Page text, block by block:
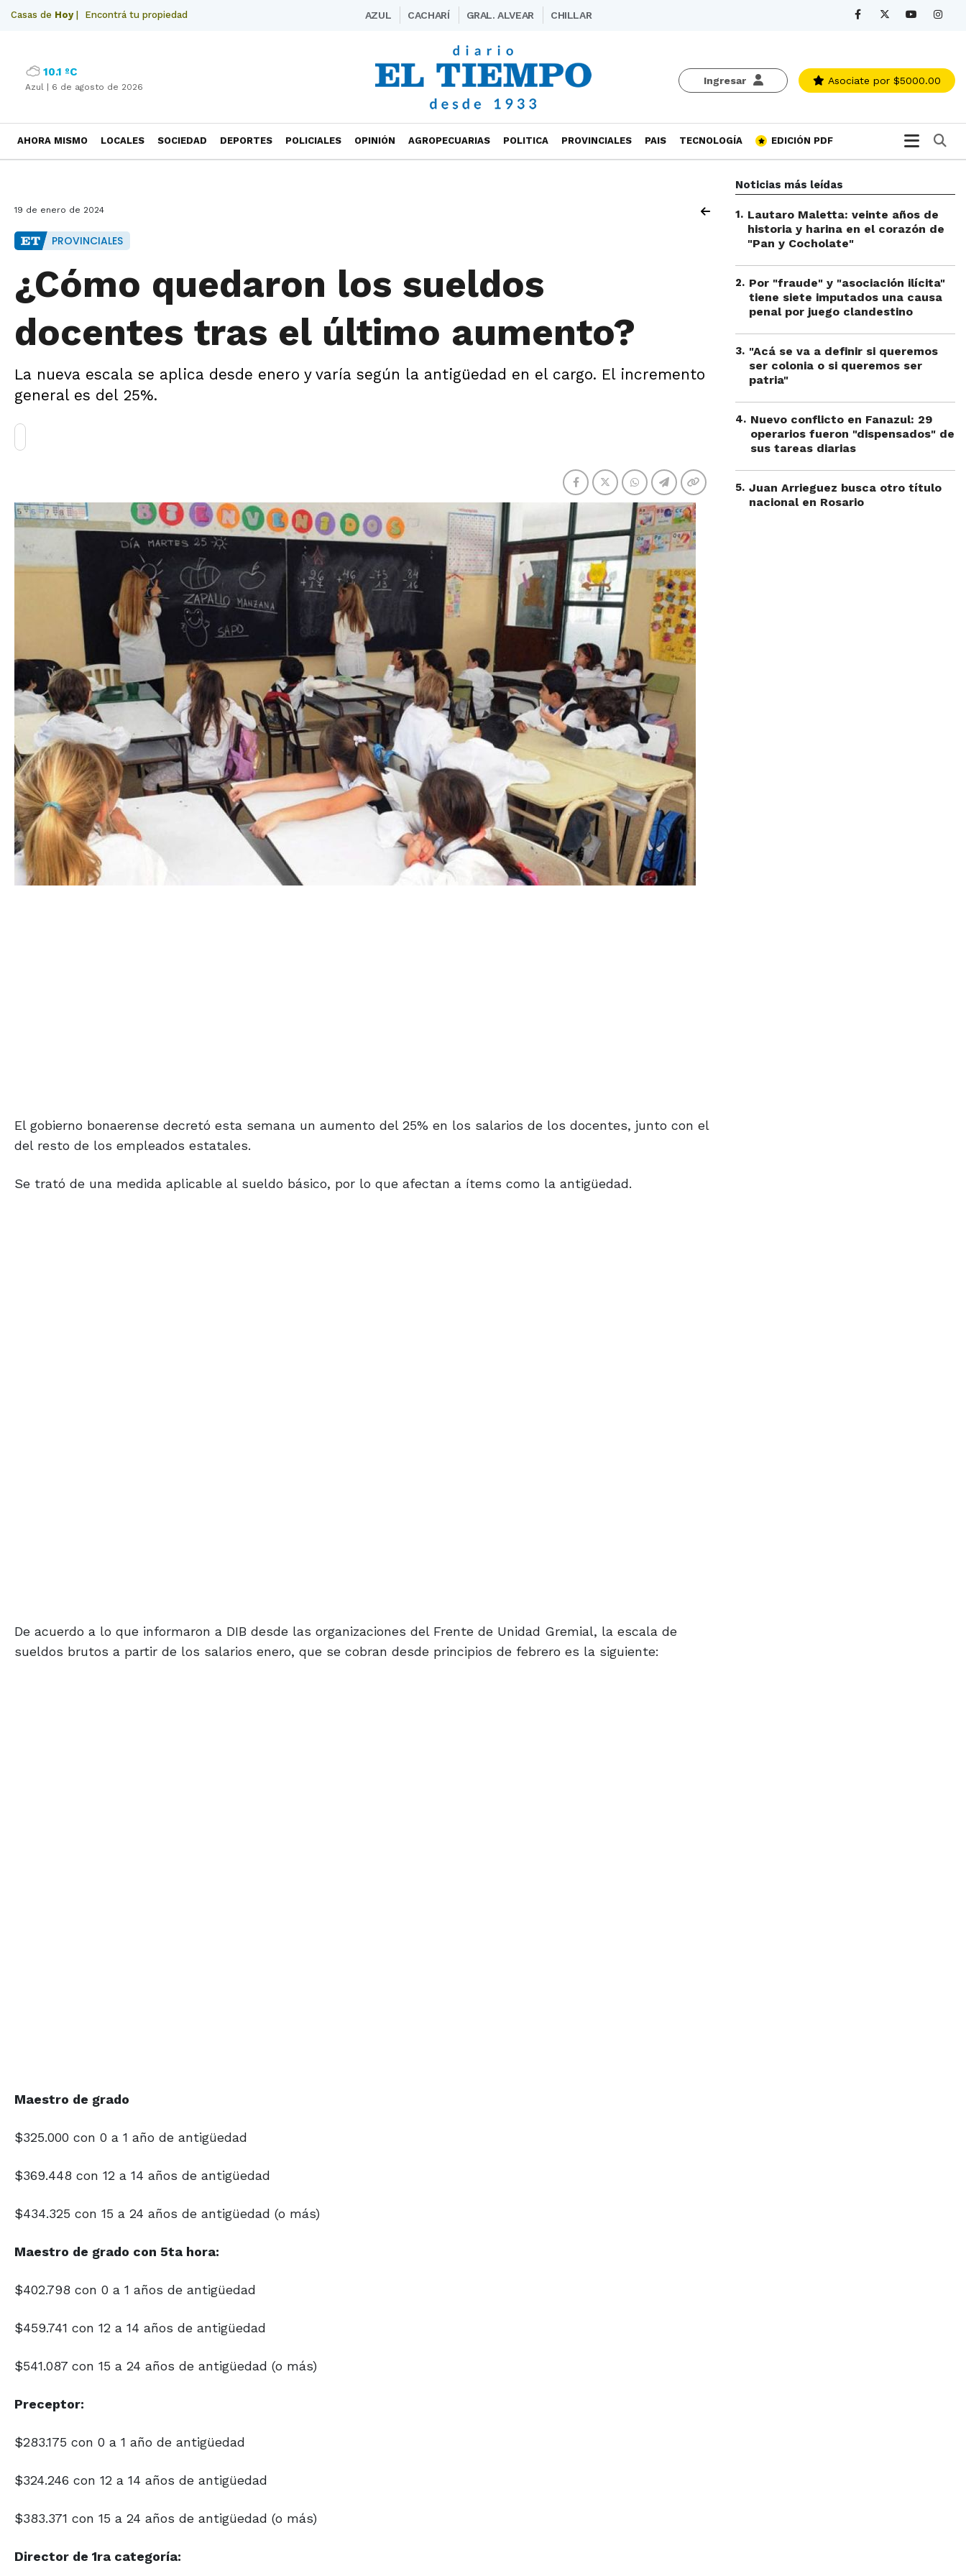
Casas de Hoy| Encontrá tu propiedad AZUL CACHARÍ GRAL. ALVEAR CHILLAR
Ingresar Asociate por $5000.00
10.1 ºC
Azul | 6 de agosto de 2026
AHORA MISMO LOCALES SOCIEDAD DEPORTES POLICIALES OPINIÓN AGROPECUARIAS POLITICA PROVINCIALES PAIS TECNOLOGÍA EDICIÓN PDF
19 de enero de 2024
PROVINCIALES
¿Cómo quedaron los sueldos
docentes tras el último aumento?
La nueva escala se aplica desde enero y varía según la antigüedad en el cargo. El incremento
general es del 25%.
El gobierno bonaerense decretó esta semana un aumento del 25% en los salarios de los docentes, junto con el
del resto de los empleados estatales.
Se trató de una medida aplicable al sueldo básico, por lo que afectan a ítems como la antigüedad.
De acuerdo a lo que informaron a DIB desde las organizaciones del Frente de Unidad Gremial, la escala de
sueldos brutos a partir de los salarios enero, que se cobran desde principios de febrero es la siguiente:
Maestro de grado
$325.000 con 0 a 1 año de antigüedad
$369.448 con 12 a 14 años de antigüedad
$434.325 con 15 a 24 años de antigüedad (o más)
Maestro de grado con 5ta hora:
$402.798 con 0 a 1 años de antigüedad
$459.741 con 12 a 14 años de antigüedad
$541.087 con 15 a 24 años de antigüedad (o más)
Preceptor:
$283.175 con 0 a 1 año de antigüedad
$324.246 con 12 a 14 años de antigüedad
$383.371 con 15 a 24 años de antigüedad (o más)
Director de 1ra categoría:
Noticias más leídas
1. Lautaro Maletta: veinte años de
historia y harina en el corazón de
"Pan y Cocholate"
2. Por "fraude" y "asociación ilícita"
tiene siete imputados una causa
penal por juego clandestino
3. "Acá se va a definir si queremos
ser colonia o si queremos ser
patria"
4. Nuevo conflicto en Fanazul: 29
operarios fueron "dispensados" de
sus tareas diarias
5. Juan Arrieguez busca otro título
nacional en Rosario